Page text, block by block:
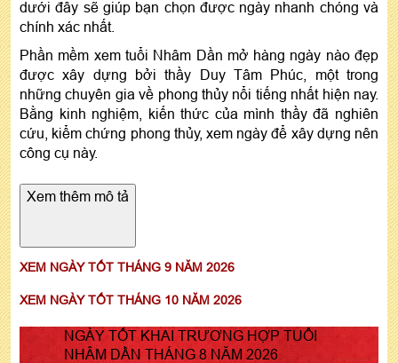
dưới đây sẽ giúp bạn chọn được ngày nhanh chóng và
chính xác nhất.
Phần mềm xem tuổi Nhâm Dần mở hàng ngày nào đẹp
được xây dựng bởi thầy Duy Tâm Phúc, một trong
những chuyên gia về phong thủy nổi tiếng nhất hiện nay.
Bằng kinh nghiệm, kiến thức của mình thầy đã nghiên
cứu, kiểm chứng phong thủy, xem ngày để xây dựng nên
công cụ này.
Xem thêm mô tả
XEM NGÀY TỐT THÁNG 9 NĂM 2026
XEM NGÀY TỐT THÁNG 10 NĂM 2026
NGÀY TỐT KHAI TRƯƠNG HỢP TUỔI
NHÂM DẦN THÁNG 8 NĂM 2026